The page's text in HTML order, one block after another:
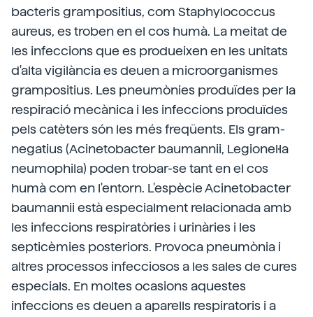
bacteris grampositius, com Staphylococcus
aureus, es troben en el cos humà. La meitat de
les infeccions que es produeixen en les unitats
d'alta vigilància es deuen a microorganismes
grampositius. Les pneumònies produïdes per la
respiració mecànica i les infeccions produïdes
pels catèters són les més freqüents. Els gram-
negatius (Acinetobacter baumannii, Legionel·la
neumophila) poden trobar-se tant en el cos
humà com en l'entorn. L'espècie Acinetobacter
baumannii està especialment relacionada amb
les infeccions respiratòries i urinàries i les
septicèmies posteriors. Provoca pneumònia i
altres processos infecciosos a les sales de cures
especials. En moltes ocasions aquestes
infeccions es deuen a aparells respiratoris i a